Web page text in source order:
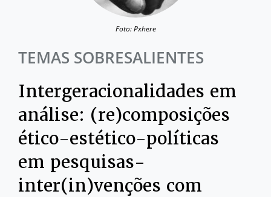
Foto: Pxhere
TEMAS SOBRESALIENTES
Intergeracionalidades em
análise: (re)composições
ético-estético-políticas
em pesquisas-
inter(in)venções com